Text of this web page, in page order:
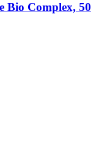
Bio Complex, 50